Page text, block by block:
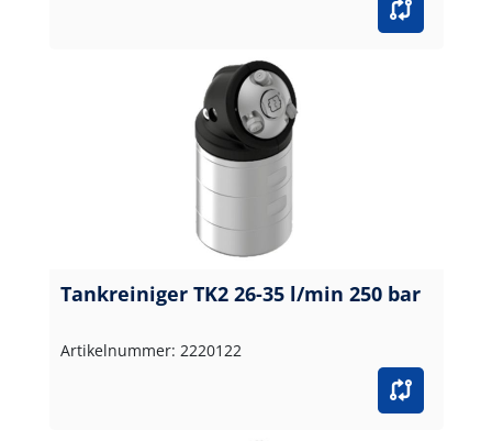
Tankreiniger TK2 26-35 l/min 250 bar
Artikelnummer: 2220122